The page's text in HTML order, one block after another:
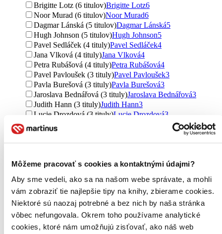
Môžeme pracovať s cookies a kontaktnými údajmi?
Aby sme vedeli, ako sa na našom webe správate, a mohli
vám zobraziť tie najlepšie tipy na knihy, zbierame cookies.
Niektoré sú naozaj potrebné a bez nich by naša stránka
vôbec nefungovala. Okrem toho používame analytické
cookies, ktoré nám umožňujú zisťovať, ako náš web
Brigitte Lotz (6 titulov)Brigitte Lotz6
Noor Murad (6 titulov)Noor Murad6
Dagmar Lánská (5 titulov)Dagmar Lánská5
Hugh Johnson (5 titulov)Hugh Johnson5
Pavel Sedláček (4 tituly)Pavel Sedláček4
Jana Vlková (4 tituly)Jana Vlková4
Petra Rubášová (4 tituly)Petra Rubášová4
Pavel Pavloušek (3 tituly)Pavel Pavloušek3
Pavla Burešová (3 tituly)Pavla Burešová3
Jaroslava Bednářová (3 tituly)Jaroslava Bednářová3
Judith Hann (3 tituly)Judith Hann3
Lucie Drozdová (3 tituly)Lucie Drozdová3
Ivan Jablonský (2 tituly)
Oldřich Růžička (2 tituly)
Joachim Mayer (2 tituly)Joachim Mayer2
Matthew Biggs (2 tituly)Matthew Biggs2
Hanka Synková (2 tituly)Hanka Synková2
Jozef Augustín (2 tituly)Jozef Augustín2
Jekka McVicarová (2 tituly)Jekka McVicarová2
Adam Gottlieb (2 tituly)Adam Gottlieb2
James F. Sheer (2 tituly)James F. Sheer